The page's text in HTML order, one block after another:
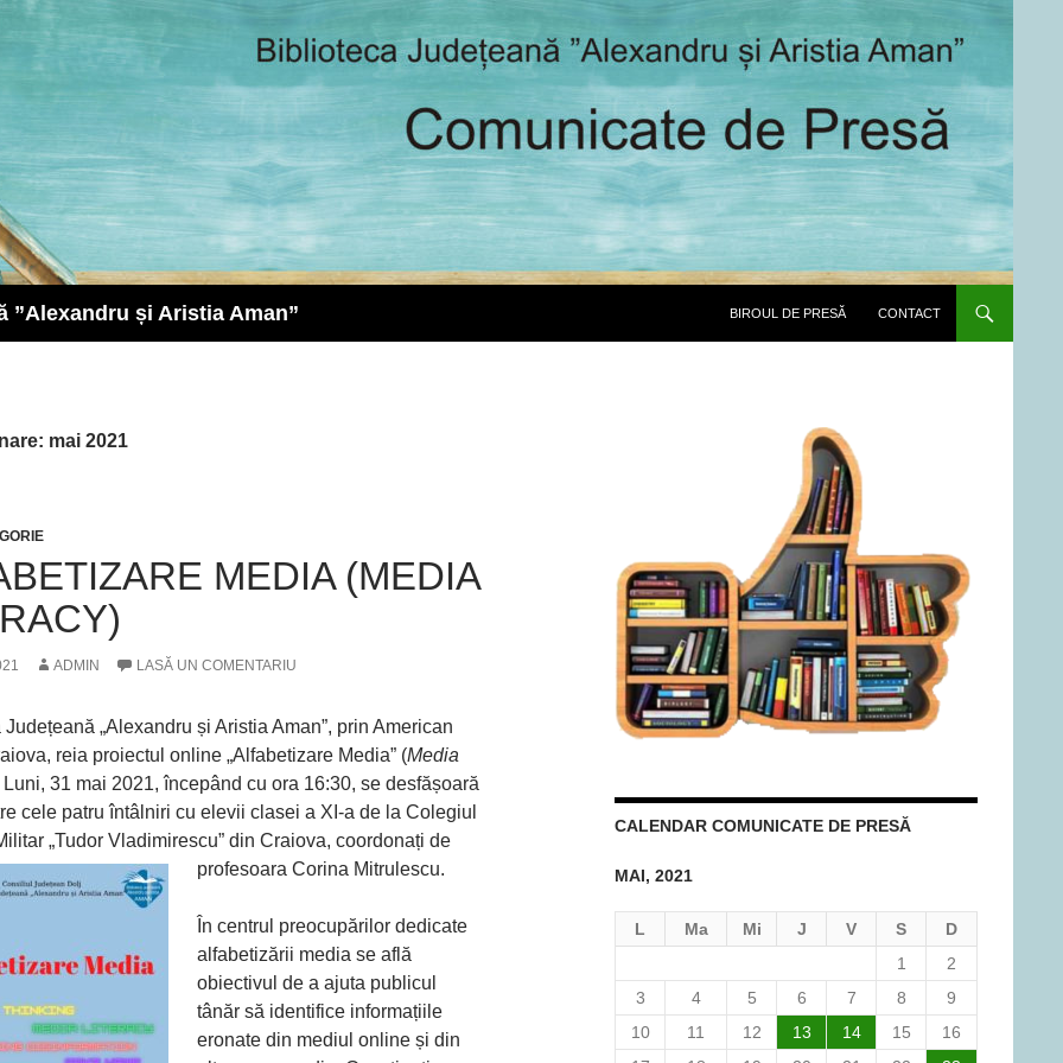
”Alexandru și Aristia Aman”
BIROUL DE PRESĂ
CONTACT
mai 2021
MEDIA (MEDIA
ADMIN LASĂ UN COMENTARIU
„Alexandru și Aristia Aman”, prin American
reia proiectul online „Alfabetizare Media” (Media
31 mai 2021, începând cu ora 16:30, se desfășoară
cele patru întâlniri cu elevii clasei a XI-a de la Colegiul
„Tudor Vladimirescu” din Craiova, coordonați de
profesoara Corina Mitrulescu.
În centrul preocupărilor dedicate
alfabetizării media se află
obiectivul de a ajuta publicul
tânăr să identifice informațiile
eronate din mediul online și din
CALENDAR COMUNICATE DE PRESĂ
MAI, 2021
L Ma Mi J V S D
1
2
3
4 5 6 7 8
9
10
11 12 13 14 15
16